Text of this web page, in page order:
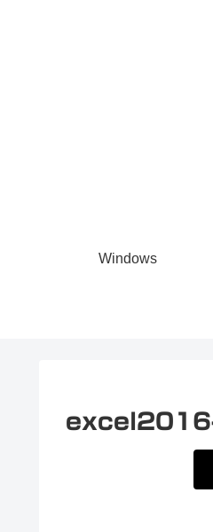
Windows